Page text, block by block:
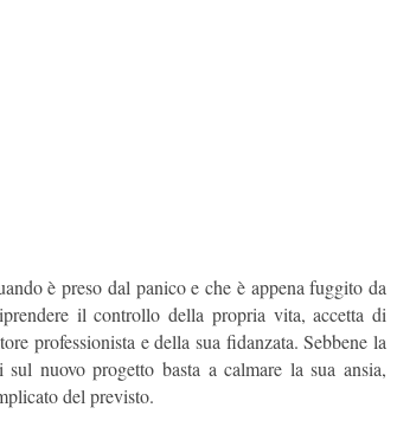
è preso dal panico e che è appena fuggito da
il controllo della propria vita, accetta di
professionista e della sua fidanzata. Sebbene la
nuovo progetto basta a calmare la sua ansia,
del previsto.